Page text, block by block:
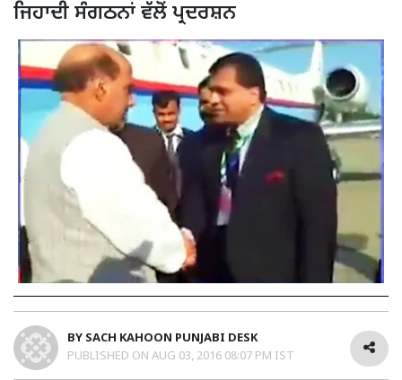
ਜਿਹਾਦੀ ਸੰਗਠਨਾਂ ਵੱਲੋਂ ਪ੍ਰਦਰਸ਼ਨ
BY SACH KAHOON PUNJABI DESK
PUBLISHED ON AUG 03, 2016 08:07 PM IST